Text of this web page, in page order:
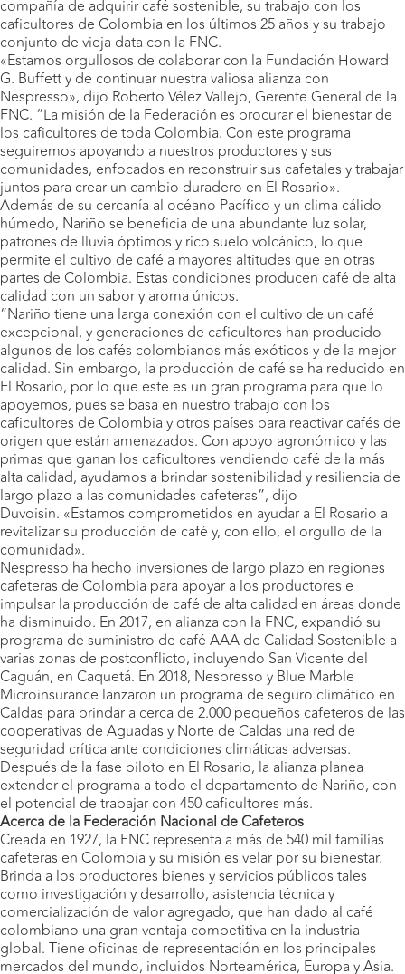
compañía de adquirir café sostenible, su trabajo con los
caficultores de Colombia en los últimos 25 años y su trabajo
conjunto de vieja data con la FNC.
«Estamos orgullosos de colaborar con la Fundación Howard
G. Buffett y de continuar nuestra valiosa alianza con
Nespresso», dijo Roberto Vélez Vallejo, Gerente General de la
FNC. “La misión de la Federación es procurar el bienestar de
los caficultores de toda Colombia. Con este programa
seguiremos apoyando a nuestros productores y sus
comunidades, enfocados en reconstruir sus cafetales y trabajar
juntos para crear un cambio duradero en El Rosario».
Además de su cercanía al océano Pacífico y un clima cálido-
húmedo, Nariño se beneficia de una abundante luz solar,
patrones de lluvia óptimos y rico suelo volcánico, lo que
permite el cultivo de café a mayores altitudes que en otras
partes de Colombia. Estas condiciones producen café de alta
calidad con un sabor y aroma únicos.
“Nariño tiene una larga conexión con el cultivo de un café
excepcional, y generaciones de caficultores han producido
algunos de los cafés colombianos más exóticos y de la mejor
calidad. Sin embargo, la producción de café se ha reducido en
El Rosario, por lo que este es un gran programa para que lo
apoyemos, pues se basa en nuestro trabajo con los
caficultores de Colombia y otros países para reactivar cafés de
origen que están amenazados. Con apoyo agronómico y las
primas que ganan los caficultores vendiendo café de la más
alta calidad, ayudamos a brindar sostenibilidad y resiliencia de
largo plazo a las comunidades cafeteras”, dijo
Duvoisin. «Estamos comprometidos en ayudar a El Rosario a
revitalizar su producción de café y, con ello, el orgullo de la
comunidad».
Nespresso ha hecho inversiones de largo plazo en regiones
cafeteras de Colombia para apoyar a los productores e
impulsar la producción de café de alta calidad en áreas donde
ha disminuido. En 2017, en alianza con la FNC, expandió su
programa de suministro de café AAA de Calidad Sostenible a
varias zonas de postconflicto, incluyendo San Vicente del
Caguán, en Caquetá. En 2018, Nespresso y Blue Marble
Microinsurance lanzaron un programa de seguro climático en
Caldas para brindar a cerca de 2.000 pequeños cafeteros de las
cooperativas de Aguadas y Norte de Caldas una red de
seguridad crítica ante condiciones climáticas adversas.
Después de la fase piloto en El Rosario, la alianza planea
extender el programa a todo el departamento de Nariño, con
el potencial de trabajar con 450 caficultores más.
Acerca de la Federación Nacional de Cafeteros
Creada en 1927, la FNC representa a más de 540 mil familias
cafeteras en Colombia y su misión es velar por su bienestar.
Brinda a los productores bienes y servicios públicos tales
como investigación y desarrollo, asistencia técnica y
comercialización de valor agregado, que han dado al café
colombiano una gran ventaja competitiva en la industria
global. Tiene oficinas de representación en los principales
mercados del mundo, incluidos Norteamérica, Europa y Asia.